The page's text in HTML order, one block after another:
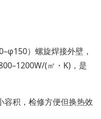
）螺旋焊接外壁，
(㎡・K)，是
容积，检修方便但换热效